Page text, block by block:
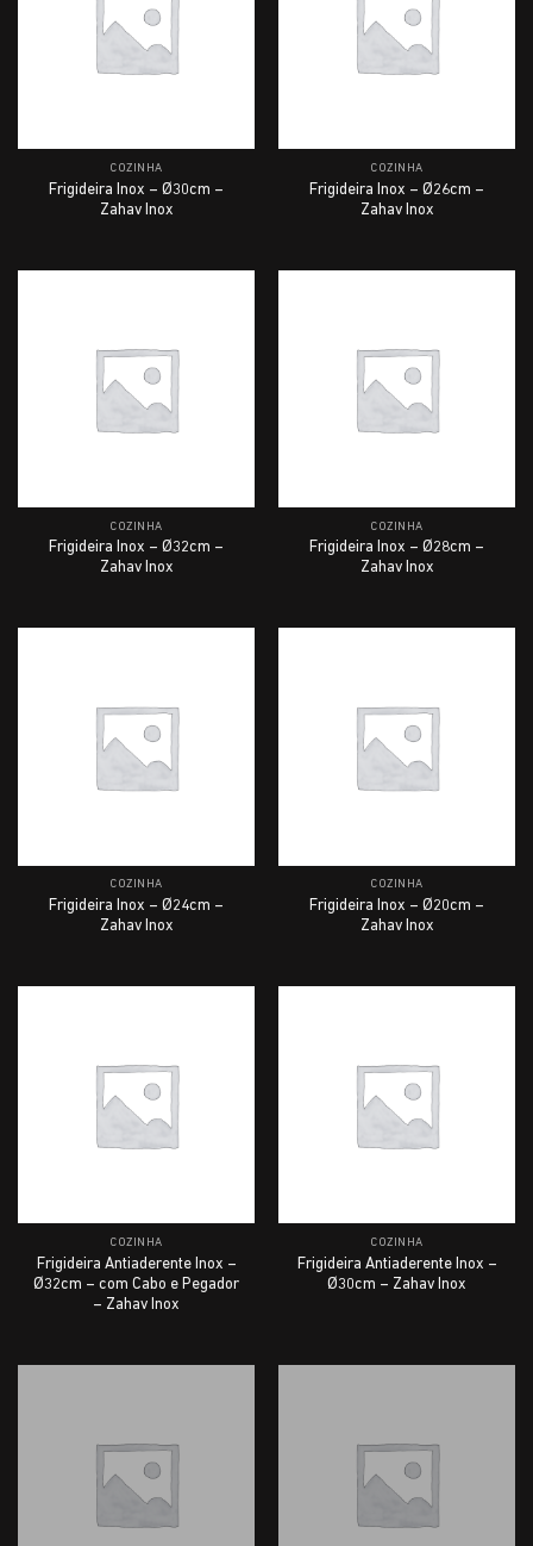
COZINHA
Frigideira Inox – Ø30cm –
Zahav Inox
COZINHA
Frigideira Inox – Ø26cm –
Zahav Inox
COZINHA
Frigideira Inox – Ø32cm –
Zahav Inox
COZINHA
Frigideira Inox – Ø28cm –
Zahav Inox
COZINHA
Frigideira Inox – Ø24cm –
Zahav Inox
COZINHA
Frigideira Inox – Ø20cm –
Zahav Inox
COZINHA
Frigideira Antiaderente Inox –
Ø32cm – com Cabo e Pegador
– Zahav Inox
COZINHA
Frigideira Antiaderente Inox –
Ø30cm – Zahav Inox